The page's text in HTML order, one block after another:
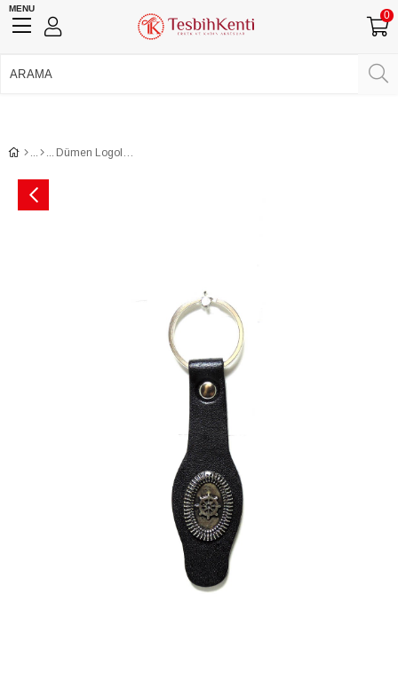
MENU
0
Dümen Logolu Deri Anahtarlık